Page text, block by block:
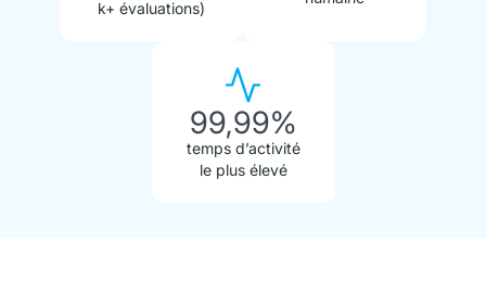
k+ évaluations)
99,99%
temps d’activité
le plus élevé